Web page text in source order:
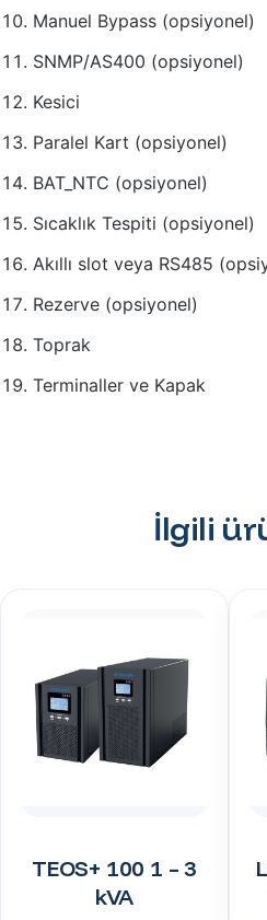
Manuel Bypass (opsiyonel)
SNMP/AS400 (opsiyonel)
Kesici
Paralel Kart (opsiyonel)
BAT_NTC (opsiyonel)
Sıcaklık Tespiti (opsiyonel)
Akıllı slot veya RS485
Rezerve (opsiyonel)
Toprak
Terminaller ve Kapak
İlgili
TEOS+ 100 1 – 3
kVA